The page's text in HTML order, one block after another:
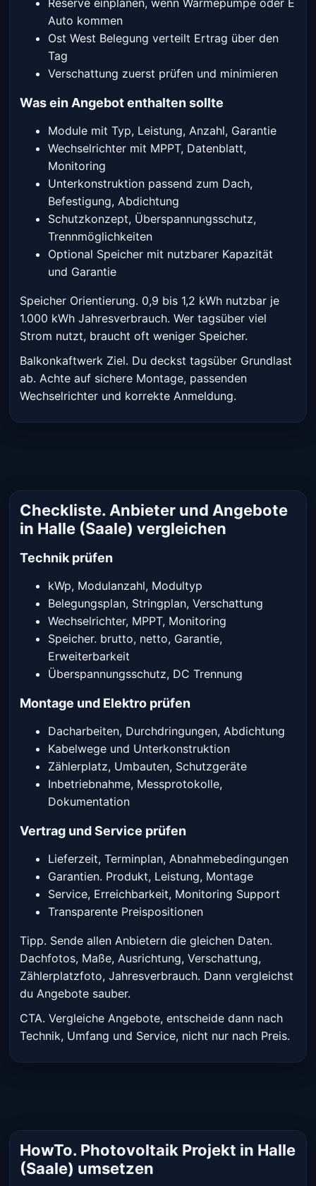
Reserve einplanen, wenn Wärmepumpe oder E
Auto kommen
Ost West Belegung verteilt Ertrag über den
Tag
Verschattung zuerst prüfen und minimieren
Was ein Angebot enthalten sollte
Module mit Typ, Leistung, Anzahl, Garantie
Wechselrichter mit MPPT, Datenblatt,
Monitoring
Unterkonstruktion passend zum Dach,
Befestigung, Abdichtung
Schutzkonzept, Überspannungsschutz,
Trennmöglichkeiten
Optional Speicher mit nutzbarer Kapazität
und Garantie
Speicher Orientierung. 0,9 bis 1,2 kWh nutzbar je
1.000 kWh Jahresverbrauch. Wer tagsüber viel
Strom nutzt, braucht oft weniger Speicher.
Balkonkaftwerk Ziel. Du deckst tagsüber Grundlast
ab. Achte auf sichere Montage, passenden
Wechselrichter und korrekte Anmeldung.
Checkliste. Anbieter und Angebote
in Halle (Saale) vergleichen
Technik prüfen
kWp, Modulanzahl, Modultyp
Belegungsplan, Stringplan, Verschattung
Wechselrichter, MPPT, Monitoring
Speicher. brutto, netto, Garantie,
Erweiterbarkeit
Überspannungsschutz, DC Trennung
Montage und Elektro prüfen
Dacharbeiten, Durchdringungen, Abdichtung
Kabelwege und Unterkonstruktion
Zählerplatz, Umbauten, Schutzgeräte
Inbetriebnahme, Messprotokolle,
Dokumentation
Vertrag und Service prüfen
Lieferzeit, Terminplan, Abnahmebedingungen
Garantien. Produkt, Leistung, Montage
Service, Erreichbarkeit, Monitoring Support
Transparente Preispositionen
Tipp. Sende allen Anbietern die gleichen Daten.
Dachfotos, Maße, Ausrichtung, Verschattung,
Zählerplatzfoto, Jahresverbrauch. Dann vergleichst
du Angebote sauber.
CTA. Vergleiche Angebote, entscheide dann nach
Technik, Umfang und Service, nicht nur nach Preis.
HowTo. Photovoltaik Projekt in Halle
(Saale) umsetzen